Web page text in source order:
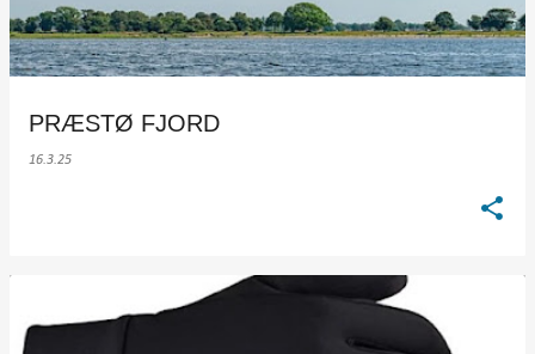
PRÆSTØ FJORD
16.3.25